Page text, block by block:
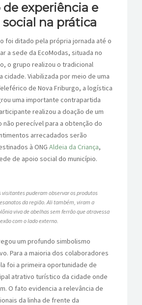
experiência e
na prática
foi ditado pela própria jornada até o
a sede da EcoModas, situada no
o grupo realizou o tradicional
cidade. Viabilizada por meio de uma
de Nova Friburgo, a logística
uma importante contrapartida
realizou a doação de um
não perecível para a obtenção do
arrecadados serão
à ONG Aldeia da Criança,
de apoio social do município.
visitantes puderam observar os produtos
da região. Ali também, viram a
viva de abelhas sem ferrão que atravessa
com o lado externo.
um profundo simbolismo
Para a maioria dos colaboradores
foi a primeira oportunidade de
atrativo turístico da cidade onde
O fato evidencia a relevância de
da linha de frente da